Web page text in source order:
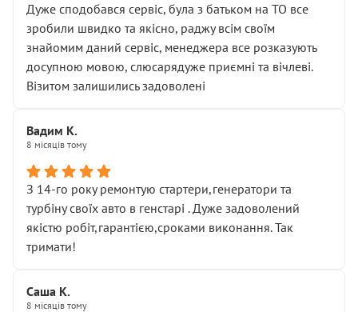
Дуже сподобався сервіс, була з батьком на ТО все
зробили швидко та якісно, раджу всім своїм
знайомим даний сервіс, менеджера все розказують
досупною мовою, слюсарядуже приємні та вічлеві.
Візитом залишились задоволені
Вадим К.
8 місяців тому
З 14-го року ремонтую стартери,генератори та
турбіну своїх авто в генстарі . Дуже задоволений
якістю робіт,гарантією,сроками виконання. Так
тримати!
Саша К.
8 місяців тому